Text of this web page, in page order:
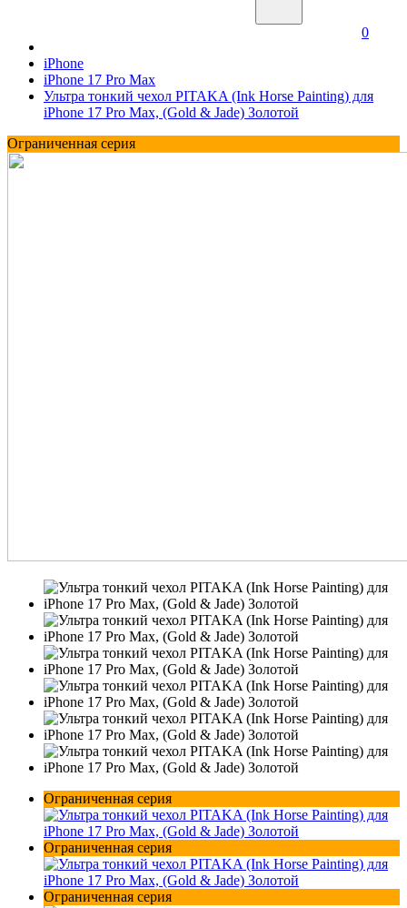
0
iPhone
iPhone 17 Pro Max
Ультра тонкий чехол PITAKA (Ink Horse Painting) для
iPhone 17 Pro Max, (Gold & Jade) Золотой
Ограниченная серия
Ограниченная серия
Ограниченная серия
Ограниченная серия